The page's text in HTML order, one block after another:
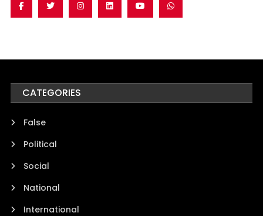
CATEGORIES
False
Political
Social
National
International